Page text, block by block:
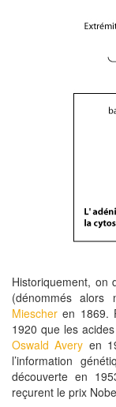
Historiquement, on
(dénommés alors
Miescher en 1869.
1920 que les
Oswald Avery en
l’information
découverte en
reçurent le prix